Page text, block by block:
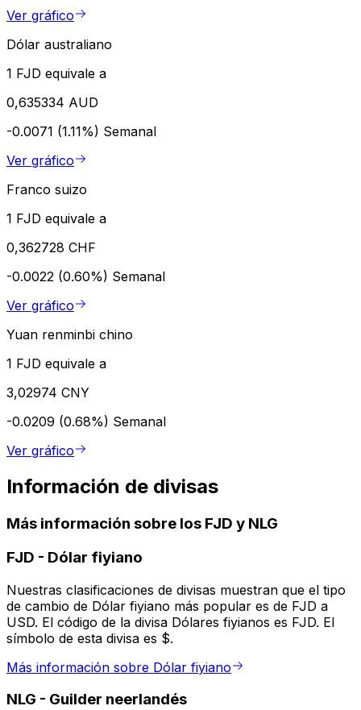
Ver gráfico
Dólar australiano
1 FJD equivale a
0,635334 AUD
-0.0071 (1.11%) Semanal
Ver gráfico
Franco suizo
1 FJD equivale a
0,362728 CHF
-0.0022 (0.60%) Semanal
Ver gráfico
Yuan renminbi chino
1 FJD equivale a
3,02974 CNY
-0.0209 (0.68%) Semanal
Ver gráfico
Información de divisas
Más información sobre los FJD y NLG
FJD - Dólar fiyiano
Nuestras clasificaciones de divisas muestran que el tipo
de cambio de Dólar fiyiano más popular es de FJD a
USD. El código de la divisa Dólares fiyianos es FJD. El
símbolo de esta divisa es $.
Más información sobre Dólar fiyiano
NLG - Guilder neerlandés